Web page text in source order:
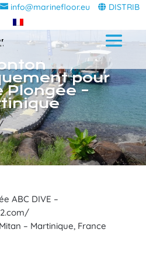
info@marinefloor.eu DISTRIB
pour
Plongée –
ABC DIVE –
– Martinique, France